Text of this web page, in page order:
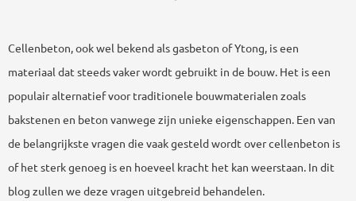
Cellenbeton, ook wel bekend als gasbeton of Ytong, is een
materiaal dat steeds vaker wordt gebruikt in de bouw. Het is een
populair alternatief voor traditionele bouwmaterialen zoals
bakstenen en beton vanwege zijn unieke eigenschappen. Een van
de belangrijkste vragen die vaak gesteld wordt over cellenbeton is
of het sterk genoeg is en hoeveel kracht het kan weerstaan. In dit
blog zullen we deze vragen uitgebreid behandelen.